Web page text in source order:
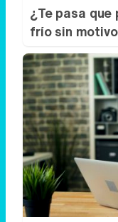
¿Te pasa
frío sin